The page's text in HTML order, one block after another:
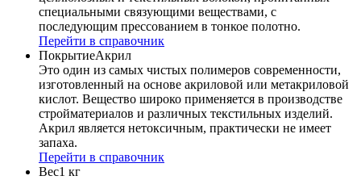
специальными связующими веществами, с
последующим прессованием в тонкое полотно.
Перейти в справочник
ПокрытиеАкрил
Это один из самых чистых полимеров современности,
изготовленный на основе акриловой или метакриловой
кислот. Вещество широко применяется в производстве
стройматериалов и различных текстильных изделий.
Акрил является нетоксичным, практически не имеет
запаха.
Перейти в справочник
Вес1 кг